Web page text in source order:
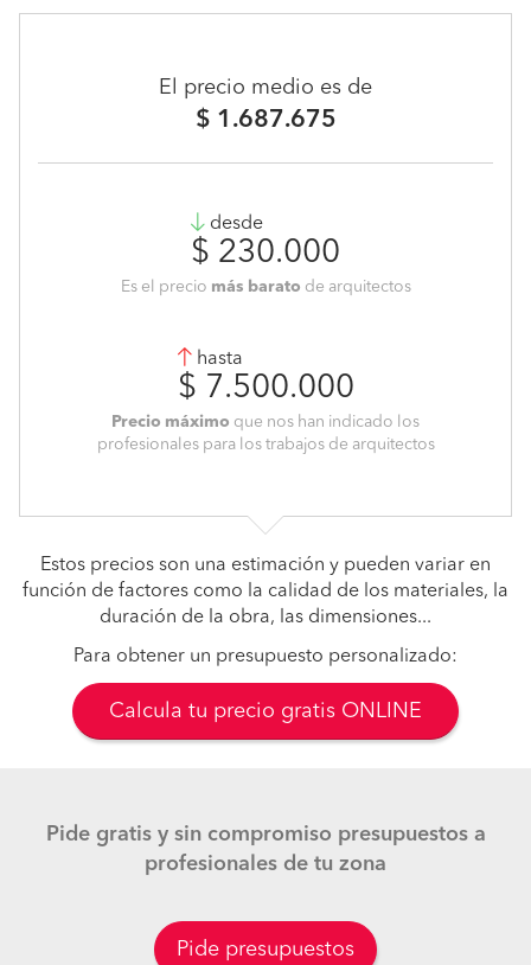
El precio medio es de
$ 1.687.675
desde
$ 230.000
Es el precio más barato de arquitectos
hasta
$ 7.500.000
Precio máximo que nos han indicado los
profesionales para los trabajos de arquitectos
Estos precios son una estimación y pueden variar en
función de factores como la calidad de los materiales, la
duración de la obra, las dimensiones...
Para obtener un presupuesto personalizado:
Calcula tu precio gratis ONLINE
Pide gratis y sin compromiso presupuestos a
profesionales de tu zona
Pide presupuestos